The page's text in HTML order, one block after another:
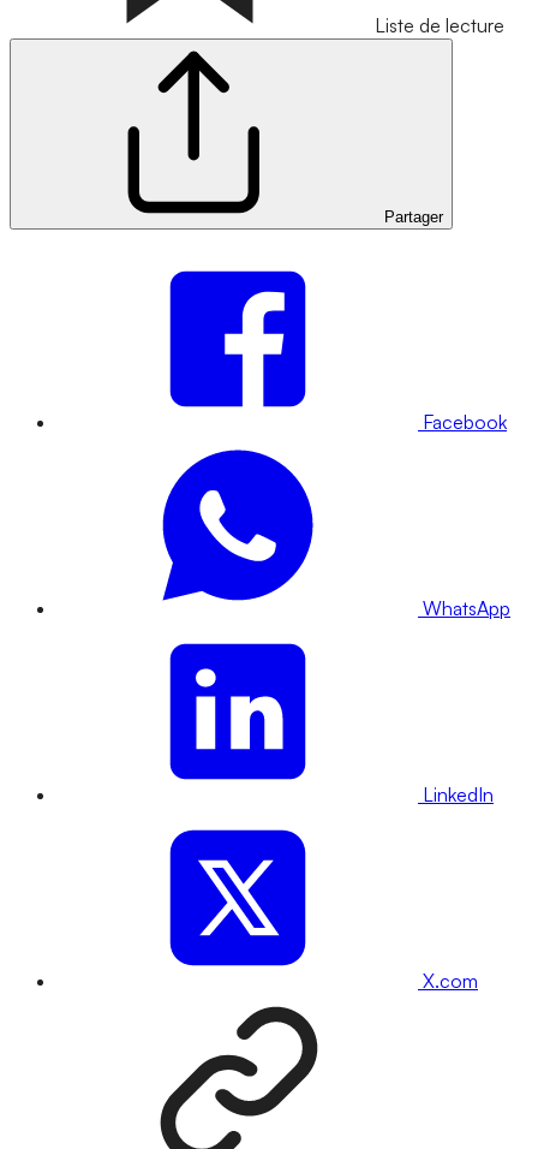
Liste de lecture
Partager
Facebook
WhatsApp
LinkedIn
X.com